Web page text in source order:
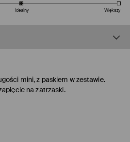
Idealny Większy
mini, z paskiem w zestawie.
na zatrzaski.